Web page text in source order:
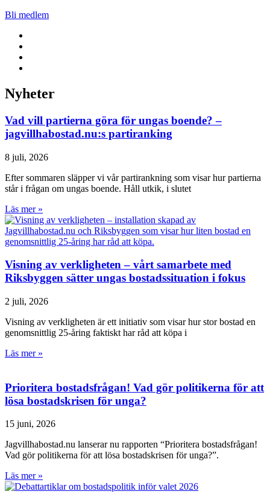
Bli medlem
Nyheter
Vad vill partierna göra för ungas boende? –
jagvillhabostad.nu:s partiranking
8 juli, 2026
Efter sommaren släpper vi vår partirankning som visar hur partierna
står i frågan om ungas boende. Håll utkik, i slutet
Läs mer »
Visning av verkligheten – vårt samarbete med
Riksbyggen sätter ungas bostadssituation i fokus
2 juli, 2026
Visning av verkligheten är ett initiativ som visar hur stor bostad en
genomsnittlig 25-åring faktiskt har råd att köpa i
Läs mer »
Prioritera bostadsfrågan! Vad gör politikerna för att
lösa bostadskrisen för unga?
15 juni, 2026
Jagvillhabostad.nu lanserar nu rapporten “Prioritera bostadsfrågan!
Vad gör politikerna för att lösa bostadskrisen för unga?”.
Läs mer »